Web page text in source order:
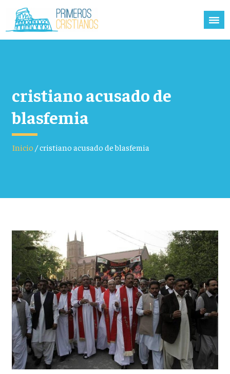
cristiano acusado de
blasfemia
Inicio /cristiano acusado de blasfemia